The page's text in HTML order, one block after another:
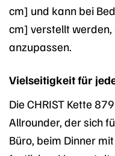
cm] und kann bei
cm] verstellt werden,
anzupassen.
Vielseitigkeit für
Die CHRIST Kette
Allrounder, der sich
Büro, beim Dinner